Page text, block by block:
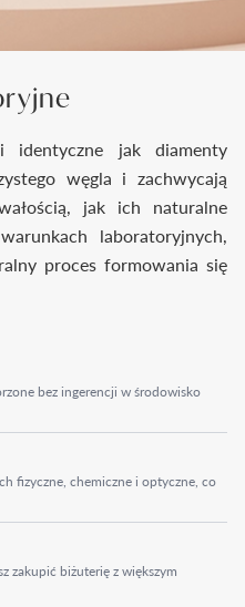
identyczne jak diamenty
węgla i zachwycają
jak ich naturalne
laboratoryjnych,
proces formowania się
bez ingerencji w środowisko
fizyczne, chemiczne i optyczne, co
zakupić biżuterię z większym